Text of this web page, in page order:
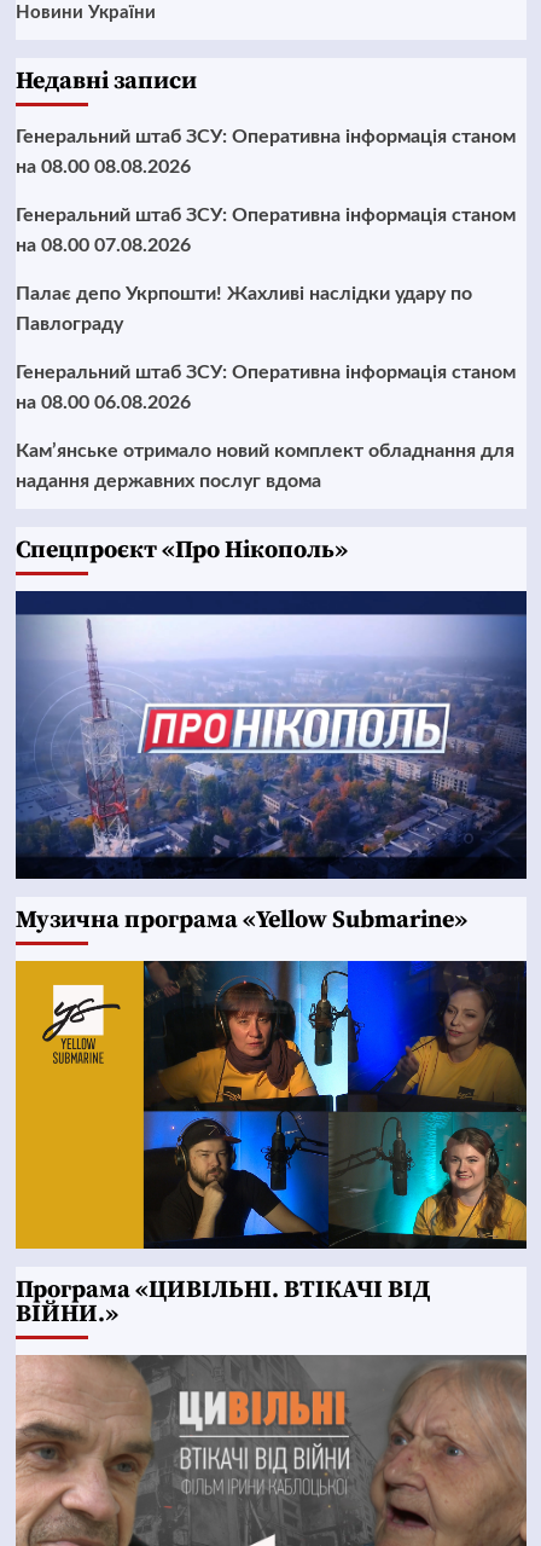
Новини України
Недавні записи
Генеральний штаб ЗСУ: Оперативна інформація станом
на 08.00 08.08.2026
Генеральний штаб ЗСУ: Оперативна інформація станом
на 08.00 07.08.2026
Палає депо Укрпошти! Жахливі наслідки удару по
Павлограду
Генеральний штаб ЗСУ: Оперативна інформація станом
на 08.00 06.08.2026
Кам’янське отримало новий комплект обладнання для
надання державних послуг вдома
Cпецпроєкт «Про Нікополь»
Музична програма «Yellow Submarine»
Програма «ЦИВІЛЬНІ. ВТІКАЧІ ВІД
ВІЙНИ.»